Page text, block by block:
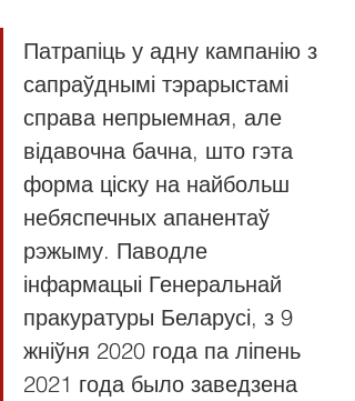
Патрапіць у адну кампанію з
сапраўднымі тэрарыстамі
справа непрыемная, але
відавочна бачна, што гэта
форма ціску на найбольш
небяспечных апанентаў
рэжыму. Паводле
інфармацыі Генеральнай
пракуратуры Беларусі, з 9
жніўня 2020 года па ліпень
2021 года было заведзена